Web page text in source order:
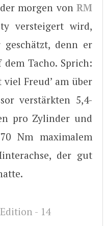
morgen von RM
versteigert wird,
geschätzt, denn er
Tacho. Sprich:
Freud’ am über
verstärkten 5,4-
pro Zylinder und
Nm maximalem
der gut